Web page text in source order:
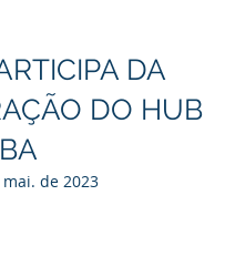
DA
DO HUB
mai. de 2023